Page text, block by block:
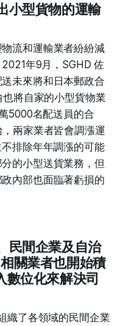
小型貨物的運輸
流和運輸業者紛紛減
年9月，SGHD 佐
未來將和日本郵政合
將自家的小型貨物業
5000名配送員的合
兩家業者皆會調漲運
排除年年調漲的可能
的小型送貨業務，但
內部也面臨著虧損的
民間企業及自治
關業者也開始積
數位化來解決司
織了各領域的民間企業